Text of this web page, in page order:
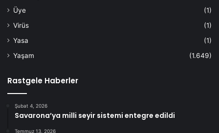
Üye
(1)
Virüs
(1)
Yasa
(1)
Yaşam
(1.649)
Rastgele Haberler
Şubat 4, 2026
Savarona’ya milli seyir sistemi entegre edildi
Temmuz 13, 2026